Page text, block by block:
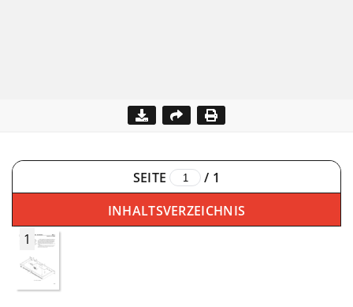
SEITE / 1
INHALTSVERZEICHNIS
1